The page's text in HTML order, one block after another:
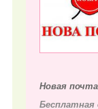
Новая почта
Бесплатная